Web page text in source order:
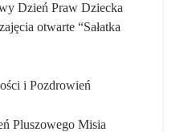
Dzień Praw Dziecka
otwarte “Sałatka
i Pozdrowień
Pluszowego Misia